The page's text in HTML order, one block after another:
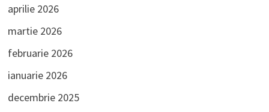
aprilie 2026
martie 2026
februarie 2026
ianuarie 2026
decembrie 2025